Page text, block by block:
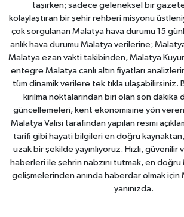
taşırken; sadece geleneksel bir
kolaylaştıran bir şehir rehberi misyonu
çok sorgulanan Malatya hava durumu 15
anlık hava durumu Malatya verilerine;
Malatya ezan vakti takibinden, Malatya
entegre Malatya canlı altın fiyatları
tüm dinamik verilere tek tıkla ulaşabilirsiniz.
kırılma noktalarından biri olan son
güncellemeleri, kent ekonomisine yön veren
Malatya Valisi tarafından yapılan resmi
tarifi gibi hayati bilgileri en doğru
uzak bir şekilde yayınlıyoruz. Hızlı,
haberleri ile şehrin nabzını tutmak, en
gelişmelerinden anında haberdar olmak için
yanınızda.